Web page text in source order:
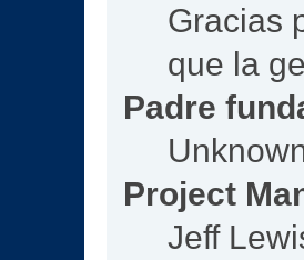
Gracias
que la
Padre
Project
Jeff